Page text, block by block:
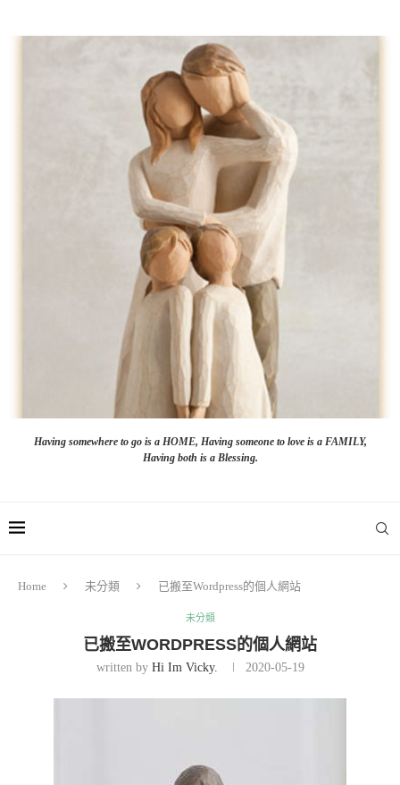
Having somewhere to go is a HOME, Having someone to love is a FAMILY,
Having both is a Blessing.
Home 未分類 已搬至Wordpress的個人網站
未分類
已搬至WORDPRESS的個人網站
written by Hi Im Vicky. 2020-05-19